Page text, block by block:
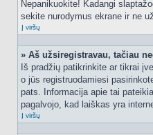
Nepanikuokite! Kadangi
sekite nurodymus ekrane ir ne
Į viršų
» Aš užsiregistravau, tačiau
Iš pradžių patikrinkite ar tikrai
o jūs registruodamiesi
pats. Informacija apie tai
pagalvojo, kad laiškas yra
Į viršų